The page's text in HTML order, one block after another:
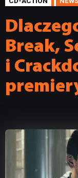
Break,
i